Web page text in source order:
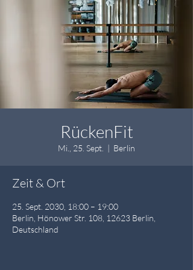
RückenFit
Mi., 25. Sept.
  |
Berlin
Zeit & Ort
25. Sept. 2030, 18:00 – 19:00
Berlin, Hönower Str. 108, 12623 Berlin,
Deutschland